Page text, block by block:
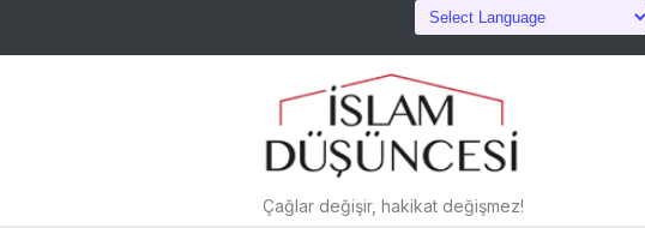
Çağlar değişir, hakikat değişmez!